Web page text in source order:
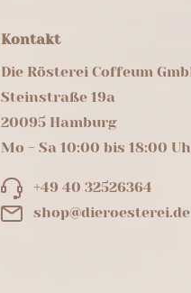
Kontakt
Die Rösterei Coffeum
Steinstraße 19a
20095 Hamburg
Mo - Sa 10:00 bis 18:00
+49 40 32526364
shop@dieroesterei.de